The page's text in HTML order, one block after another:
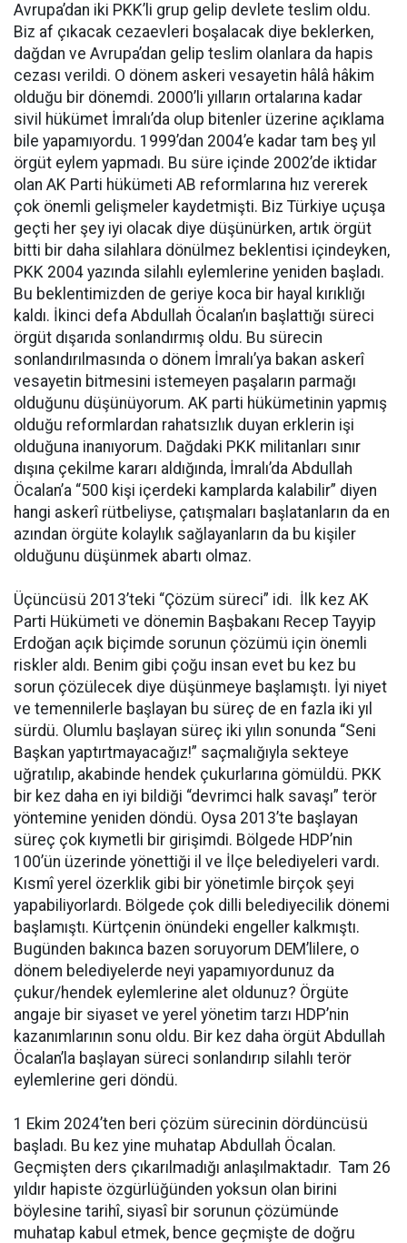
Avrupa’dan iki PKK’li grup gelip devlete teslim oldu.
Biz af çıkacak cezaevleri boşalacak diye beklerken,
dağdan ve Avrupa’dan gelip teslim olanlara da hapis
cezası verildi. O dönem askeri vesayetin hâlâ hâkim
olduğu bir dönemdi. 2000’li yılların ortalarına kadar
sivil hükümet İmralı’da olup bitenler üzerine açıklama
bile yapamıyordu. 1999’dan 2004’e kadar tam beş yıl
örgüt eylem yapmadı. Bu süre içinde 2002’de iktidar
olan AK Parti hükümeti AB reformlarına hız vererek
çok önemli gelişmeler kaydetmişti. Biz Türkiye uçuşa
geçti her şey iyi olacak diye düşünürken, artık örgüt
bitti bir daha silahlara dönülmez beklentisi içindeyken,
PKK 2004 yazında silahlı eylemlerine yeniden başladı.
Bu beklentimizden de geriye koca bir hayal kırıklığı
kaldı. İkinci defa Abdullah Öcalan’ın başlattığı süreci
örgüt dışarıda sonlandırmış oldu. Bu sürecin
sonlandırılmasında o dönem İmralı’ya bakan askerî
vesayetin bitmesini istemeyen paşaların parmağı
olduğunu düşünüyorum. AK parti hükümetinin yapmış
olduğu reformlardan rahatsızlık duyan erklerin işi
olduğuna inanıyorum. Dağdaki PKK militanları sınır
dışına çekilme kararı aldığında, İmralı’da Abdullah
Öcalan’a “500 kişi içerdeki kamplarda kalabilir” diyen
hangi askerî rütbeliyse, çatışmaları başlatanların da en
azından örgüte kolaylık sağlayanların da bu kişiler
olduğunu düşünmek abartı olmaz.
Üçüncüsü 2013’teki “Çözüm süreci” idi. İlk kez AK
Parti Hükümeti ve dönemin Başbakanı Recep Tayyip
Erdoğan açık biçimde sorunun çözümü için önemli
riskler aldı. Benim gibi çoğu insan evet bu kez bu
sorun çözülecek diye düşünmeye başlamıştı. İyi niyet
ve temennilerle başlayan bu süreç de en fazla iki yıl
sürdü. Olumlu başlayan süreç iki yılın sonunda “Seni
Başkan yaptırtmayacağız!” saçmalığıyla sekteye
uğratılıp, akabinde hendek çukurlarına gömüldü. PKK
bir kez daha en iyi bildiği “devrimci halk savaşı” terör
yöntemine yeniden döndü. Oysa 2013’te başlayan
süreç çok kıymetli bir girişimdi. Bölgede HDP’nin
100’ün üzerinde yönettiği il ve İlçe belediyeleri vardı.
Kısmî yerel özerklik gibi bir yönetimle birçok şeyi
yapabiliyorlardı. Bölgede çok dilli belediyecilik dönemi
başlamıştı. Kürtçenin önündeki engeller kalkmıştı.
Bugünden bakınca bazen soruyorum DEM’lilere, o
dönem belediyelerde neyi yapamıyordunuz da
çukur/hendek eylemlerine alet oldunuz? Örgüte
angaje bir siyaset ve yerel yönetim tarzı HDP’nin
kazanımlarının sonu oldu. Bir kez daha örgüt Abdullah
Öcalan’la başlayan süreci sonlandırıp silahlı terör
eylemlerine geri döndü.
1 Ekim 2024’ten beri çözüm sürecinin dördüncüsü
başladı. Bu kez yine muhatap Abdullah Öcalan.
Geçmişten ders çıkarılmadığı anlaşılmaktadır. Tam 26
yıldır hapiste özgürlüğünden yoksun olan birini
böylesine tarihî, siyasî bir sorunun çözümünde
muhatap kabul etmek, bence geçmişte de doğru